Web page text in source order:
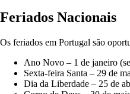
Feriados Nacionais
Os feriados em Portugal são
Ano Novo – 1 de janeiro
Sexta-feira Santa – 29 de
Dia da Liberdade – 25 de